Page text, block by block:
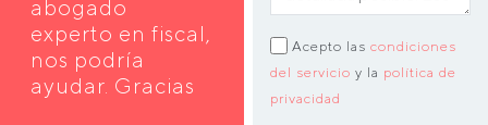
abogado
experto en fiscal,
nos podría
ayudar. Gracias
Acepto las condiciones
del servicio y la política de
privacidad